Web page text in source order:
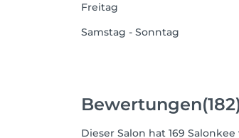
Freitag
Samstag - Sonntag
Bewertungen
Dieser Salon hat 169